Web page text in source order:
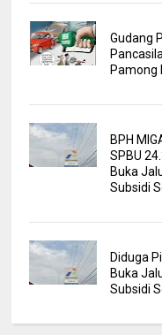
Gudang
Pamong
BPH
SPBU
Buka
Subsidi
Diduga
Buka
Subsidi